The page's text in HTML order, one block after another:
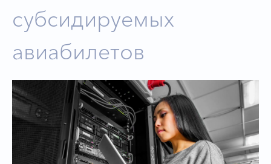
субсидируемых
авиабилетов